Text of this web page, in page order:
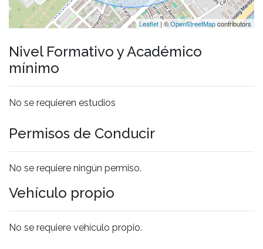
Leaflet | ©OpenStreetMapcontributors
Nivel Formativo y Académico
mínimo
No se requieren estudios
Permisos de Conducir
No se requiere ningún permiso.
Vehículo propio
No se requiere vehículo propio.